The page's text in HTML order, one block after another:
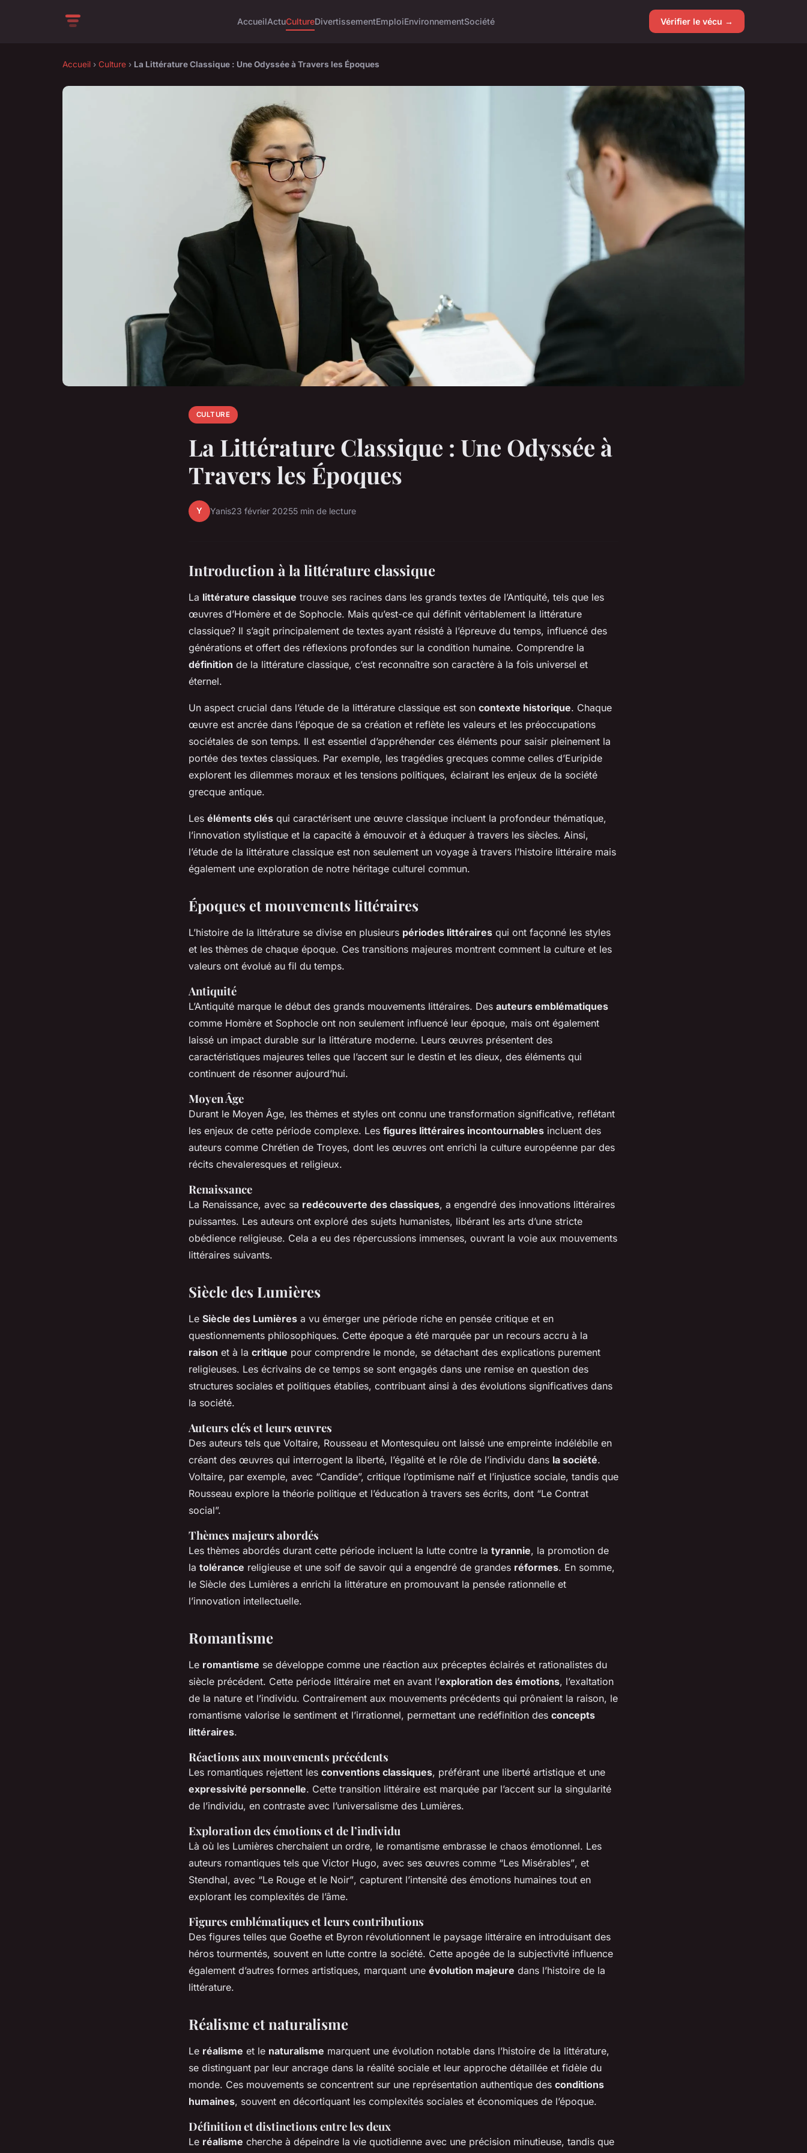
AccueilActuCultureDivertissementEmploiEnvironnementSociété Vérifier le vécu →
Accueil › Culture › La Littérature Classique : Une Odyssée à Travers les Époques
CULTURE
La Littérature Classique : Une Odyssée à
Travers les Époques
Y Yanis23 février 20255 min de lecture
Introduction à la littérature classique
La littérature classique trouve ses racines dans les grands textes de l’Antiquité, tels que les
œuvres d’Homère et de Sophocle. Mais qu’est-ce qui définit véritablement la littérature
classique? Il s’agit principalement de textes ayant résisté à l’épreuve du temps, influencé des
générations et offert des réflexions profondes sur la condition humaine. Comprendre la
définition de la littérature classique, c’est reconnaître son caractère à la fois universel et
éternel.
Un aspect crucial dans l’étude de la littérature classique est son contexte historique. Chaque
œuvre est ancrée dans l’époque de sa création et reflète les valeurs et les préoccupations
sociétales de son temps. Il est essentiel d’appréhender ces éléments pour saisir pleinement la
portée des textes classiques. Par exemple, les tragédies grecques comme celles d’Euripide
explorent les dilemmes moraux et les tensions politiques, éclairant les enjeux de la société
grecque antique.
Les éléments clés qui caractérisent une œuvre classique incluent la profondeur thématique,
l’innovation stylistique et la capacité à émouvoir et à éduquer à travers les siècles. Ainsi,
l’étude de la littérature classique est non seulement un voyage à travers l’histoire littéraire mais
également une exploration de notre héritage culturel commun.
Époques et mouvements littéraires
L’histoire de la littérature se divise en plusieurs périodes littéraires qui ont façonné les styles
et les thèmes de chaque époque. Ces transitions majeures montrent comment la culture et les
valeurs ont évolué au fil du temps.
Antiquité
L’Antiquité marque le début des grands mouvements littéraires. Des auteurs emblématiques
comme Homère et Sophocle ont non seulement influencé leur époque, mais ont également
laissé un impact durable sur la littérature moderne. Leurs œuvres présentent des
caractéristiques majeures telles que l’accent sur le destin et les dieux, des éléments qui
continuent de résonner aujourd’hui.
Moyen Âge
Durant le Moyen Âge, les thèmes et styles ont connu une transformation significative, reflétant
les enjeux de cette période complexe. Les figures littéraires incontournables incluent des
auteurs comme Chrétien de Troyes, dont les œuvres ont enrichi la culture européenne par des
récits chevaleresques et religieux.
Renaissance
La Renaissance, avec sa redécouverte des classiques, a engendré des innovations littéraires
puissantes. Les auteurs ont exploré des sujets humanistes, libérant les arts d’une stricte
obédience religieuse. Cela a eu des répercussions immenses, ouvrant la voie aux mouvements
littéraires suivants.
Siècle des Lumières
Le Siècle des Lumières a vu émerger une période riche en pensée critique et en
questionnements philosophiques. Cette époque a été marquée par un recours accru à la
raison et à la critique pour comprendre le monde, se détachant des explications purement
religieuses. Les écrivains de ce temps se sont engagés dans une remise en question des
structures sociales et politiques établies, contribuant ainsi à des évolutions significatives dans
la société.
Auteurs clés et leurs œuvres
Des auteurs tels que Voltaire, Rousseau et Montesquieu ont laissé une empreinte indélébile en
créant des œuvres qui interrogent la liberté, l’égalité et le rôle de l’individu dans la société.
Voltaire, par exemple, avec “Candide”, critique l’optimisme naïf et l’injustice sociale, tandis que
Rousseau explore la théorie politique et l’éducation à travers ses écrits, dont “Le Contrat
social”.
Thèmes majeurs abordés
Les thèmes abordés durant cette période incluent la lutte contre la tyrannie, la promotion de
la tolérance religieuse et une soif de savoir qui a engendré de grandes réformes. En somme,
le Siècle des Lumières a enrichi la littérature en promouvant la pensée rationnelle et
l’innovation intellectuelle.
Romantisme
Le romantisme se développe comme une réaction aux préceptes éclairés et rationalistes du
siècle précédent. Cette période littéraire met en avant l’exploration des émotions, l’exaltation
de la nature et l’individu. Contrairement aux mouvements précédents qui prônaient la raison, le
romantisme valorise le sentiment et l’irrationnel, permettant une redéfinition des concepts
littéraires.
Réactions aux mouvements précédents
Les romantiques rejettent les conventions classiques, préférant une liberté artistique et une
expressivité personnelle. Cette transition littéraire est marquée par l’accent sur la singularité
de l’individu, en contraste avec l’universalisme des Lumières.
Exploration des émotions et de l’individu
Là où les Lumières cherchaient un ordre, le romantisme embrasse le chaos émotionnel. Les
auteurs romantiques tels que Victor Hugo, avec ses œuvres comme “Les Misérables”, et
Stendhal, avec “Le Rouge et le Noir”, capturent l’intensité des émotions humaines tout en
explorant les complexités de l’âme.
Figures emblématiques et leurs contributions
Des figures telles que Goethe et Byron révolutionnent le paysage littéraire en introduisant des
héros tourmentés, souvent en lutte contre la société. Cette apogée de la subjectivité influence
également d’autres formes artistiques, marquant une évolution majeure dans l’histoire de la
littérature.
Réalisme et naturalisme
Le réalisme et le naturalisme marquent une évolution notable dans l’histoire de la littérature,
se distinguant par leur ancrage dans la réalité sociale et leur approche détaillée et fidèle du
monde. Ces mouvements se concentrent sur une représentation authentique des conditions
humaines, souvent en décortiquant les complexités sociales et économiques de l’époque.
Définition et distinctions entre les deux
Le réalisme cherche à dépeindre la vie quotidienne avec une précision minutieuse, tandis que